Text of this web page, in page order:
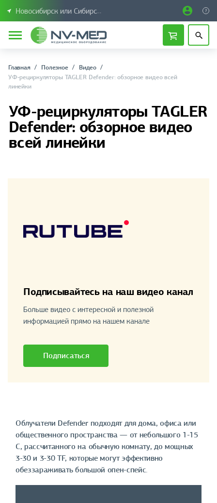
Новосибирск или Сибирский федеральный округ
Главная Полезное
Видео
УФ-рециркуляторы TAGLER Defender: обзорное видео всей
линейки
УФ-рециркуляторы TAGLER
Defender: обзорное видео
всей линейки
Облучатели Defender подходят для дома, офиса или
общественного пространства — от небольшого 1-15
С, рассчитанного на обычную комнату, до мощных
3-30 и 3-30 TF, которые могут эффективно
обеззараживать большой опен-спейс.
Подписывайтесь на наш видео канал
Больше видео с интересной и полезной
информацией прямо на нашем канале
Подписаться